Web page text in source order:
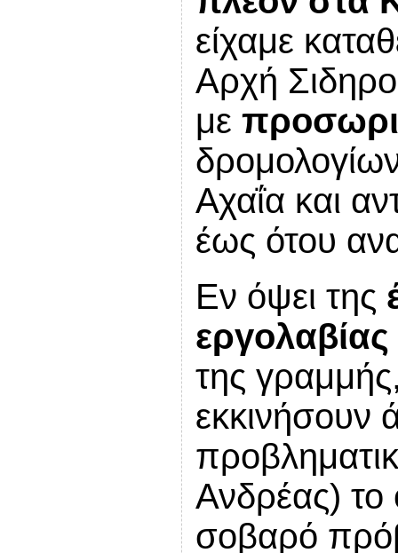
είχαμε
Αρχή
με
Αχαΐα και
έως ότου
Εν όψει της
της
εκκινήσουν
Ανδρέας) το
σοβαρό